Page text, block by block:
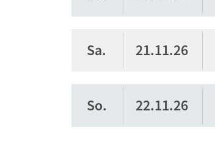
Sa. 21.11.26
So. 22.11.26